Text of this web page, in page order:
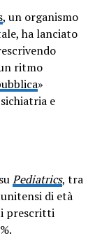
, un organismo
ha lanciato
ritmo
»
e
Pediatrics, tra
di età
prescritti